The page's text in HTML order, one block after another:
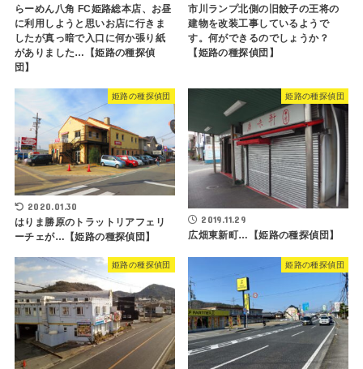
らーめん八角 FC姫路総本店、お昼
に利用しようと思いお店に行きま
したが真っ暗で入口に何か張り紙
がありました…【姫路の種探偵
団】
市川ランプ北側の旧餃子の王将の
建物を改装工事しているようで
す。何ができるのでしょうか？
【姫路の種探偵団】
姫路の種探偵団
2020.01.30
はりま勝原のトラットリアフェリ
ーチェが…【姫路の種探偵団】
姫路の種探偵団
2019.11.29
広畑東新町…【姫路の種探偵団】
姫路の種探偵団 姫路の種探偵団